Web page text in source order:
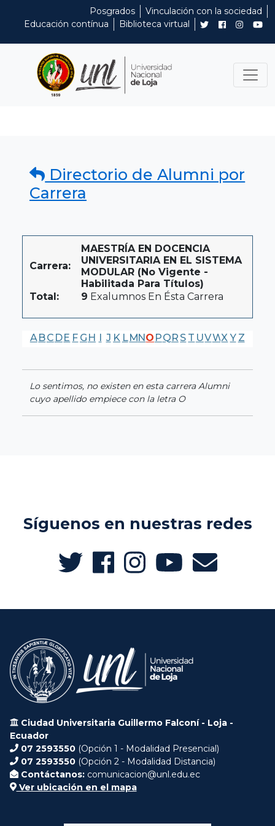
Posgrados
Vinculación con la sociedad
Educación contínua
Biblioteca virtual
Directorio de Alumni por
Carrera
Carrera:
MAESTRÍA EN DOCENCIA
UNIVERSITARIA EN EL SISTEMA
MODULAR (No Vigente -
Habilitada Para Títulos)
Total:
9 Exalumnos En Ésta Carrera
A BC DE F G H I J K LMNO PQR S T UVWX Y Z
Lo sentimos, no existen en esta carrera Alumni
cuyo apellido empiece con la letra O
Síguenos en nuestras redes
Ciudad Universitaria Guillermo Falconí - Loja -
Ecuador
07 2593550 (Opción 1 - Modalidad Presencial)
07 2593550 (Opción 2 - Modalidad Distancia)
Contáctanos: comunicacion@unl.edu.ec
Ver ubicación en el mapa